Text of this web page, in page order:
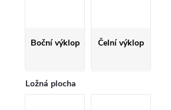
Boční výklop Čelní výklop
Ložná plocha